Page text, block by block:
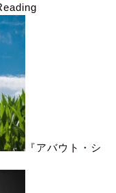
『アバウト・シ